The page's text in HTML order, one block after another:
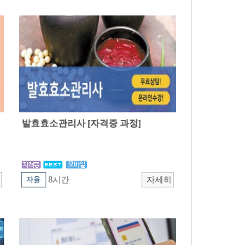
발효효소관리사 [자격증 과정]
8시간